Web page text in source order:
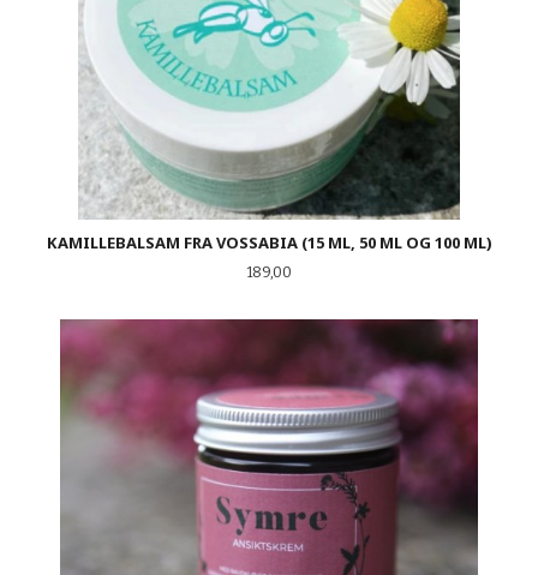
KAMILLEBALSAM FRA VOSSABIA (15 ML, 50 ML OG 100 ML)
Pris
189,00